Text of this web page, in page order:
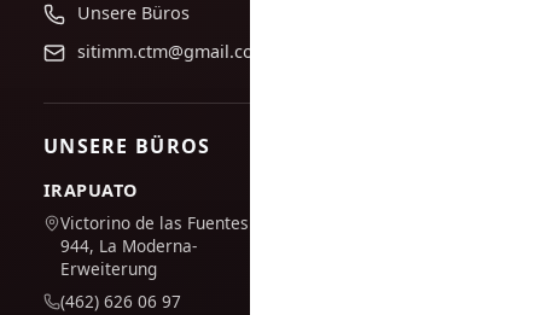
Unsere Büros
sitimm.ctm@gmail.com
UNSERE BÜROS
IRAPUATO
Victorino de las Fuentes Nr.
944, La Moderna-
Erweiterung
(462) 626 06 97